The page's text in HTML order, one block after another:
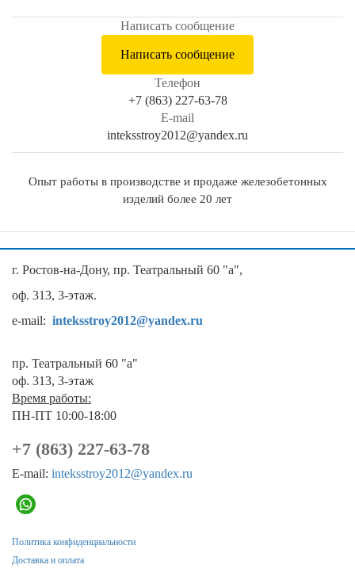
Написать сообщение
Написать сообщение
Телефон
+7 (863) 227-63-78
E-mail
inteksstroy2012@yandex.ru
Опыт работы в производстве и продаже железобетонных
изделий более 20 лет
г. Ростов-на-Дону, пр. Театральный 60 "а",
оф. 313, 3-этаж.
e-mail: inteksstroy2012@yandex.ru
пр. Театральный 60 "а"
оф. 313, 3-этаж
Время работы:
ПН-ПТ 10:00-18:00
+7 (863) 227-63-78
E-mail: inteksstroy2012@yandex.ru
Политика конфиденциальности
Доставка и оплата